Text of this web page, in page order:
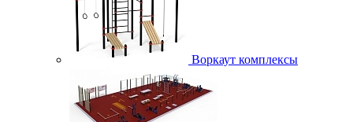
Воркаут комплексы